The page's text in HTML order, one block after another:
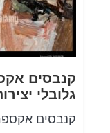
קנבסים
גלובלי
קנבסים